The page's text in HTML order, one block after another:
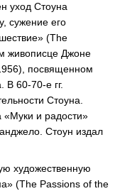
уход Стоуна
сужение его
(The
живописце Джоне
посвященном
В 60-70-е гг.
Стоуна.
и радости»
Стоун издал
художественную
(The Passions of the